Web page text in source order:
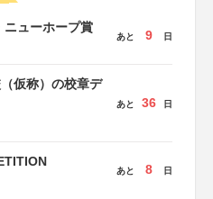
ニューホープ賞
あと 9 日
仮称）の校章デ
あと 36 日
あと 8 日